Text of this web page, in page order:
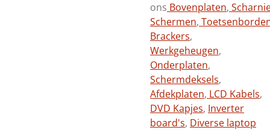
ons Bovenplaten,
Schermen,
Brackers,
Werkgeheugen,
Onderplaten,
Schermdeksels,
Afdekplaten, LCD Kabels,
DVD Kapjes, Inverter
board's, Diverse laptop